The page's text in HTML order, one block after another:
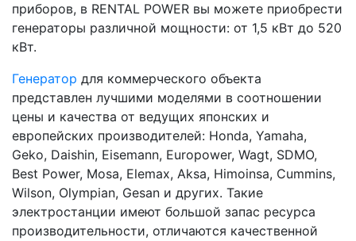
приборов, в RENTAL POWER вы можете приобрести
генераторы различной мощности: от 1,5 кВт до 520
кВт.
Генератор для коммерческого объекта
представлен лучшими моделями в соотношении
цены и качества от ведущих японских и
европейских производителей: Honda, Yamaha,
Geko, Daishin, Eisemann, Europower, Wagt, SDMO,
Best Power, Mosa, Elemax, Aksa, Himoinsa, Cummins,
Wilson, Olympian, Gesan и других. Такие
электростанции имеют большой запас ресурса
производительности, отличаются качественной